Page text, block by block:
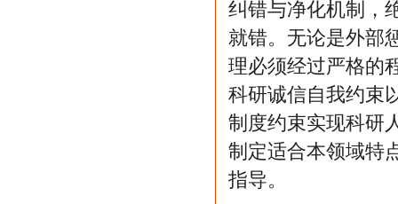
纠错与净化机制，
就错。无论是外部
理必须经过严格的
科研诚信自我约束
制度约束实现科研
制定适合本领域特
指导。